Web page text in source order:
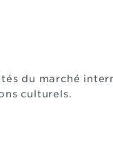
du marché
culturels.